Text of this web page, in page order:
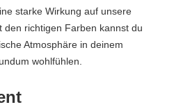
starke Wirkung auf unsere
richtigen Farben kannst du
Atmosphäre in deinem
wohlfühlen.